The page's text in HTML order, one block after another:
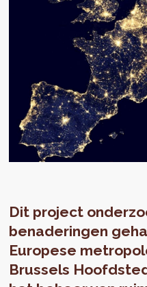
Dit project
benaderingen
Europese
Brussels